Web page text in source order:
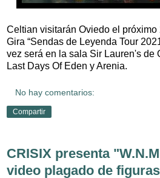
Celtian visitarán Oviedo el próximo
Gira “Sendas de Leyenda Tour
vez será en la sala Sir Lauren's de
Last Days Of Eden y Arenia.
No hay comentarios:
Compartir
CRISIX presenta
video plagado de